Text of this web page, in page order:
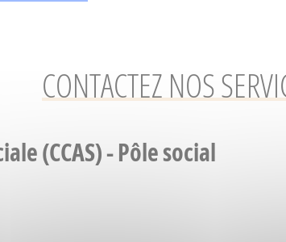
CONTACTEZ NOS
(CCAS) - Pôle social